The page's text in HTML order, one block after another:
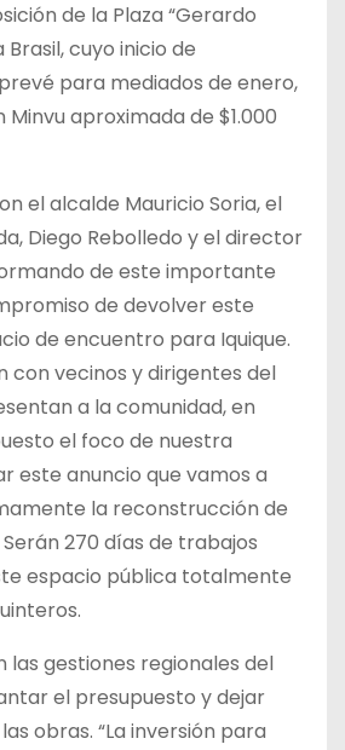
de la Plaza “Gerardo
Brasil, cuyo inicio de
para mediados de enero,
aproximada de $1.000
el alcalde Mauricio Soria, el
Diego Rebolledo y el director
de este importante
de devolver este
de encuentro para Iquique.
con vecinos y dirigentes del
a la comunidad, en
el foco de nuestra
este anuncio que vamos a
la reconstrucción de
Serán 270 días de trabajos
espacio pública totalmente
las gestiones regionales del
el presupuesto y dejar
obras. “La inversión para